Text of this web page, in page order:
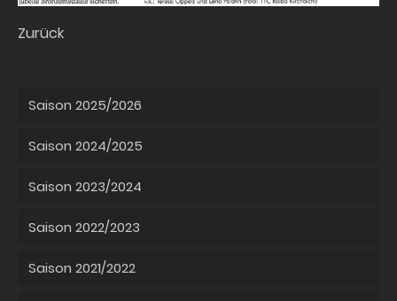
Zurück
Saison 2025/2026
Saison 2024/2025
Saison 2023/2024
Saison 2022/2023
Saison 2021/2022